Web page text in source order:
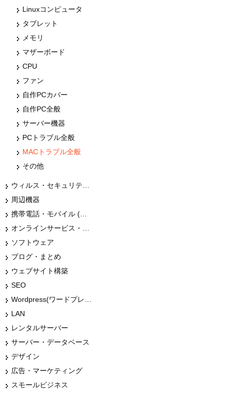
Linuxコンピュータ
タブレット
メモリ
マザーボード
CPU
ファン
自作PCカバー
自作PC全般
サーバー機器
PCトラブル全般
MACトラブル全般
その他
周辺機器
ソフトウェア
ブログ・まとめ
ウェブサイト構築
SEO
LAN
レンタルサーバー
サーバー・データベース
デザイン
広告・マーケティング
スモールビジネス